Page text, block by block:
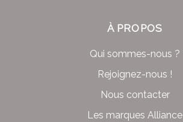
À PROPOS
Qui sommes-nous ?
Rejoignez-nous !
Nous contacter
Les marques Alliance